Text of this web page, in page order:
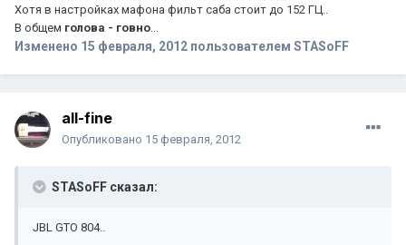
Хотя в настройках мафона фильт саба стоит до 152 ГЦ..
В общем голова - говно...
Изменено 15 февраля, 2012 пользователем STASoFF
all-fine
Опубликовано 15 февраля, 2012
STASoFF сказал:
JBL GTO 804..